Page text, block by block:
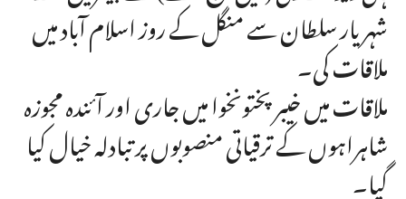
شہریار سلطان سے منگل کے روز اسلام آباد میں
ملاقات کی۔
ملاقات میں خیبرپختونخوا میں جاری اور آئندہ مجوزہ
شاہراہوں کے ترقیاتی منصوبوں پر تبادلہ خیال کیا
گیا۔